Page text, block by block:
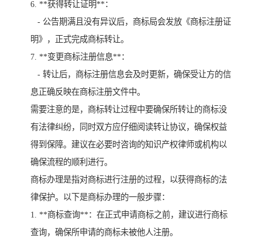
6. **获得转让证明**：
- 公告期满且没有异议后，商标局会发放《商标注册证
明》，正式完成商标转让。
7. **变更商标注册信息**：
- 转让后，商标注册信息会及时更新，确保受让方的信
息正确反映在商标注册文件中。
需要注意的是，商标转让过程中要确保所转让的商标没
有法律纠纷，同时双方应仔细阅读转让协议，确保权益
得到保障。建议在必要时咨询的知识产权律师或机构以
确保流程的顺利进行。
商标办理是指对商标进行注册的过程，以获得商标的法
律保护。以下是商标办理的一般步骤：
1. **商标查询**：在正式申请商标之前，建议进行商标
查询，确保所申请的商标未被他人注册。